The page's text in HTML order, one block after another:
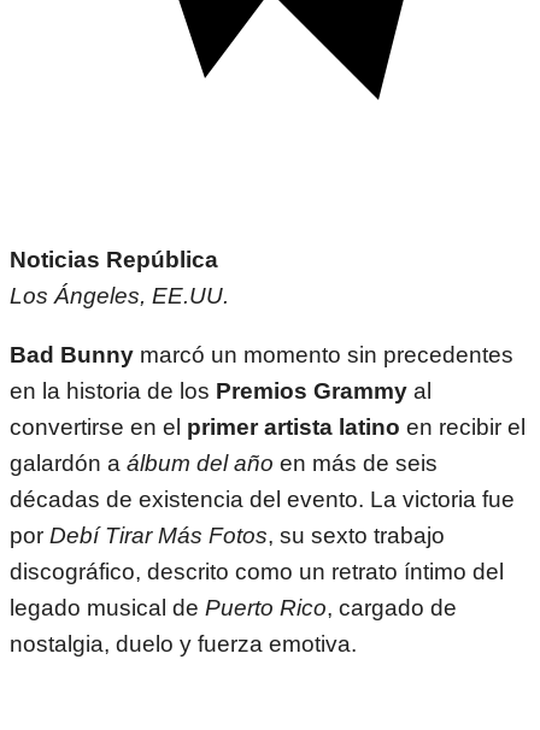
Noticias República
Los Ángeles, EE.UU.
Bad Bunny marcó un momento sin precedentes
en la historia de los Premios Grammy al
convertirse en el primer artista latino en recibir el
galardón a álbum del año en más de seis
décadas de existencia del evento. La victoria fue
por Debí Tirar Más Fotos, su sexto trabajo
discográfico, descrito como un retrato íntimo del
legado musical de Puerto Rico, cargado de
nostalgia, duelo y fuerza emotiva.